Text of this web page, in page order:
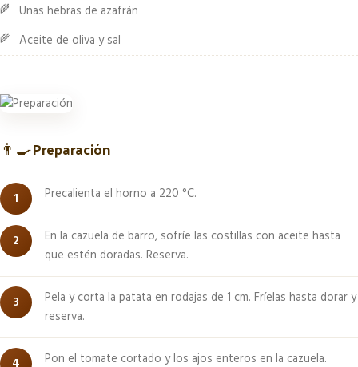
Unas hebras de azafrán
Aceite de oliva y sal
👨‍🍳Preparación
Precalienta el horno a 220 °C.
En la cazuela de barro, sofríe las costillas con aceite hasta
que estén doradas. Reserva.
Pela y corta la patata en rodajas de 1 cm. Fríelas hasta dorar y
reserva.
Pon el tomate cortado y los ajos enteros en la cazuela.